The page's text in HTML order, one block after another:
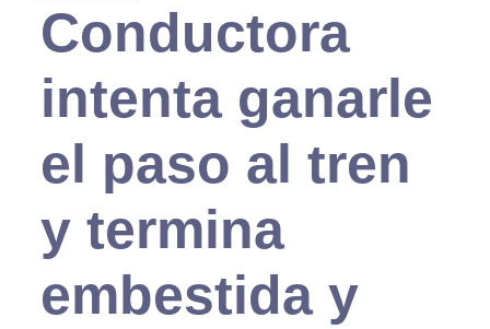
Conductora
intenta ganarle
el paso al tren
y termina
embestida y